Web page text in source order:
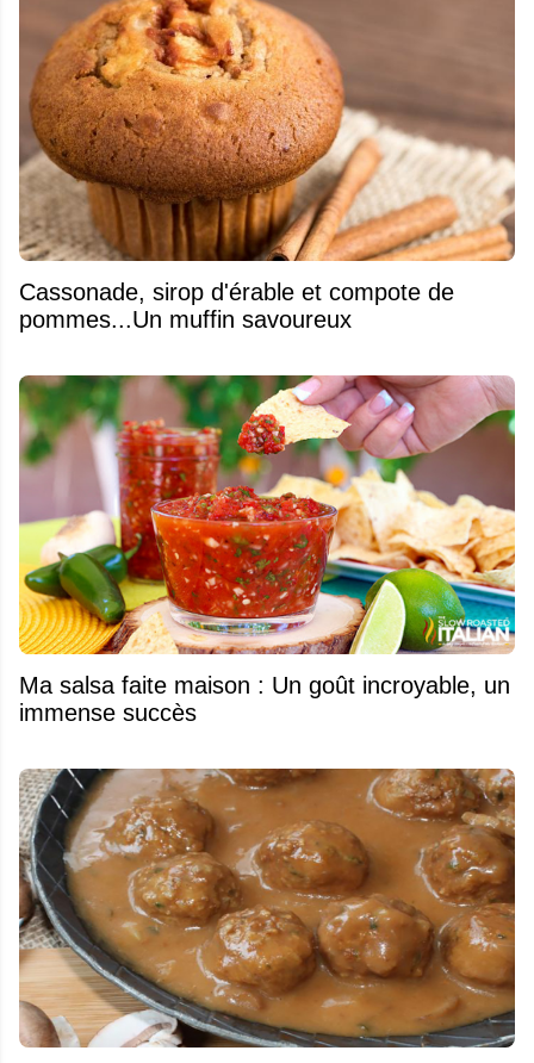
​Cassonade, sirop d'érable et compote de
pommes...Un muffin savoureux
Ma salsa faite maison : Un goût incroyable, un
immense succès